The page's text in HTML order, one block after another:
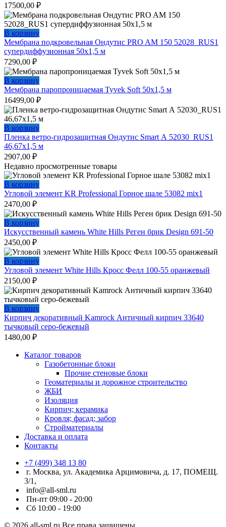
17500,00 ₽
В корзину
Мембрана подкровельная Ондутис PRO AM 150 52028_RUS1
супердиффузионная 50х1,5 м
7290,00 ₽
В корзину
Мембрана паропроницаемая Tyvek Soft 50х1,5 м
16499,00 ₽
В корзину
Пленка ветро-гидрозащитная Ондутис Smart А 52030_RUS1
46,67х1,5 м
2907,00 ₽
Недавно просмотренные товары
В корзину
Угловой элемент KR Professional Горное шале 53082 mix1
2470,00 ₽
В корзину
Искусственный камень White Hills Реген брик Design 691-50
2450,00 ₽
В корзину
Угловой элемент White Hills Кросс Фелл 100-55 оранжевый
2150,00 ₽
В корзину
Кирпич декоративный Kamrock Античный кирпич 33640
тычковый серо-бежевый
1480,00 ₽
Каталог товаров
Газобетонные блоки
Прочие стеновые блоки
Геоматериалы и дорожное строительство
ЖБИ
Изоляция
Кирпич; керамика
Кровля; фасад; забор
Стройматериалы
Доставка и оплата
Контакты
+7 (499) 348 13 80
г. Москва, ул. Академика Арцимовича, д. 17, ПОМЕЩ.
3/1,
info@all-sml.ru
Пн-пт 09:00 - 20:00
Сб 10:00 - 19:00
© 2026 all-sml.ru Все права защищены.